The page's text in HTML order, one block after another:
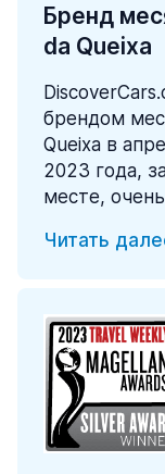
Бренд
da Queixa
брендом
Queixa в
2023 года,
месте,
Читать